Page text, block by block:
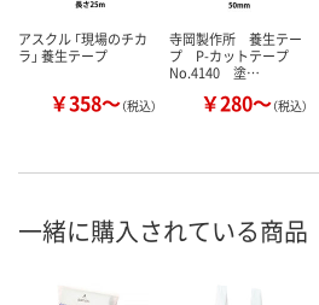
アスクル 「現場のチカ
ラ」 養生テープ
￥358～（税込）
寺岡製作所 養生テー
プ P-カットテープ
No.4140 塗…
￥280～（税込）
一緒に購入されている商品